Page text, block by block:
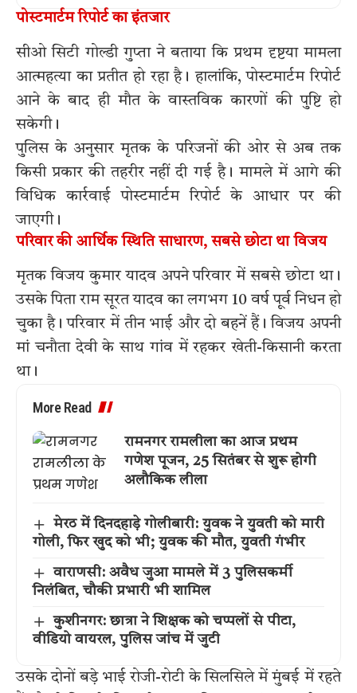
पोस्टमार्टम रिपोर्ट का इंतजार
सीओ सिटी गोल्डी गुप्ता ने बताया कि प्रथम दृष्टया मामला
आत्महत्या का प्रतीत हो रहा है। हालांकि, पोस्टमार्टम रिपोर्ट
आने के बाद ही मौत के वास्तविक कारणों की पुष्टि हो
सकेगी।
पुलिस के अनुसार मृतक के परिजनों की ओर से अब तक
किसी प्रकार की तहरीर नहीं दी गई है। मामले में आगे की
विधिक कार्रवाई पोस्टमार्टम रिपोर्ट के आधार पर की
जाएगी।
परिवार की आर्थिक स्थिति साधारण, सबसे छोटा था विजय
मृतक विजय कुमार यादव अपने परिवार में सबसे छोटा था।
उसके पिता राम सूरत यादव का लगभग 10 वर्ष पूर्व निधन हो
चुका है। परिवार में तीन भाई और दो बहनें हैं। विजय अपनी
मां चनौता देवी के साथ गांव में रहकर खेती-किसानी करता
था।
More Read
रामनगर रामलीला का आज प्रथम
गणेश पूजन, 25 सितंबर से शुरू होगी
अलौकिक लीला
मेरठ में दिनदहाड़े गोलीबारी: युवक ने युवती को मारी
गोली, फिर खुद को भी; युवक की मौत, युवती गंभीर
वाराणसी: अवैध जुआ मामले में 3 पुलिसकर्मी
निलंबित, चौकी प्रभारी भी शामिल
कुशीनगर: छात्रा ने शिक्षक को चप्पलों से पीटा,
वीडियो वायरल, पुलिस जांच में जुटी
उसके दोनों बड़े भाई रोजी-रोटी के सिलसिले में मुंबई में रहते